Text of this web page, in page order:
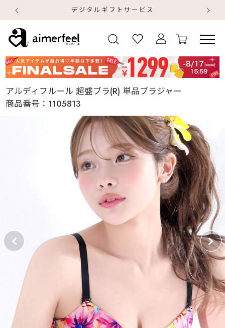
デジタルギフトサービス
アルディフルール 超盛ブラ(R) 単品ブラジャー
商品番号： 1105813